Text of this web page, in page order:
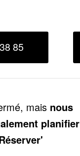
85
mais nous
planifier